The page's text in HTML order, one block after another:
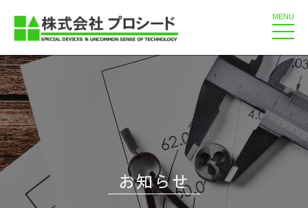
MENU
toggle
お知らせ